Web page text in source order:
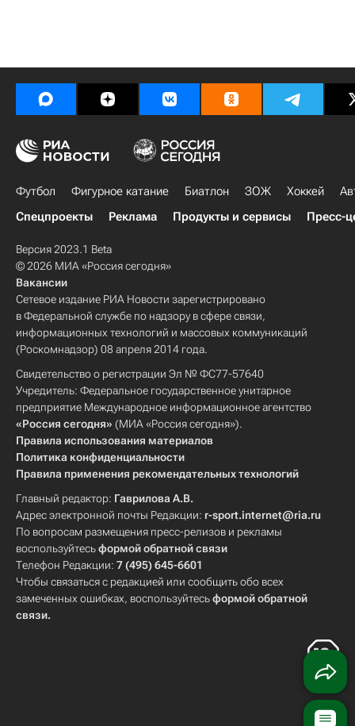
Футбол Фигурное катание Биатлон ЗОЖ Хоккей
Спецпроекты
Реклама Продукты и сервисы Пресс-
Версия 2023.1 Beta
© 2026 МИА «Россия сегодня»
Вакансии
Сетевое издание РИА Новости зарегистрировано
в Федеральной службе по надзору в сфере связи,
информационных технологий и массовых коммуникаций
(Роскомнадзор) 08 апреля 2014 года.
Свидетельство о регистрации Эл № ФС77-57640
Учредитель: Федеральное государственное унитарное
предприятие Международное информационное агентство
«Россия сегодня» (МИА «Россия сегодня»).
Правила использования материалов
Политика конфиденциальности
Правила применения рекомендательных технологий
Главный редактор: Гаврилова А.В.
Адрес электронной почты Редакции: r-sport.internet@ria.ru
По вопросам размещения пресс-релизов и рекламы
воспользуйтесьформой обратной связи
Телефон Редакции: 7 (495) 645-6601
Чтобы связаться с редакцией или сообщить обо всех
замеченных ошибках, воспользуйтесьформой обратной
связи.